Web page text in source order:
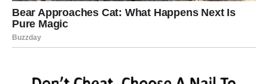
Moguće je rješenje problema koji vas dugo prati.
Moguće je da ćete konačno dobiti ono što vam pripada.